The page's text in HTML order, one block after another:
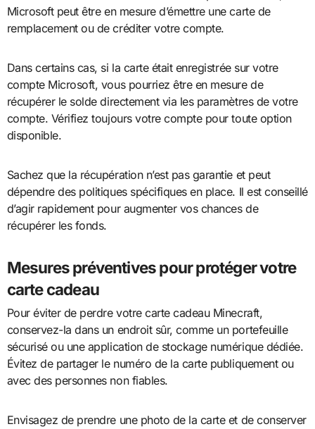
Microsoft peut être en mesure d’émettre une carte de
remplacement ou de créditer votre compte.
Dans certains cas, si la carte était enregistrée sur votre
compte Microsoft, vous pourriez être en mesure de
récupérer le solde directement via les paramètres de votre
compte. Vérifiez toujours votre compte pour toute option
disponible.
Sachez que la récupération n’est pas garantie et peut
dépendre des politiques spécifiques en place. Il est conseillé
d’agir rapidement pour augmenter vos chances de
récupérer les fonds.
Mesures préventives pour protéger votre
carte cadeau
Pour éviter de perdre votre carte cadeau Minecraft,
conservez-la dans un endroit sûr, comme un portefeuille
sécurisé ou une application de stockage numérique dédiée.
Évitez de partager le numéro de la carte publiquement ou
avec des personnes non fiables.
Envisagez de prendre une photo de la carte et de conserver